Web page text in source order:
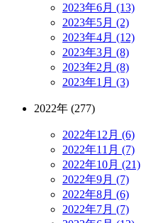
2023年6月 (13)
2023年5月 (2)
2023年4月 (12)
2023年3月 (8)
2023年2月 (8)
2023年1月 (3)
2022年 (277)
2022年12月 (6)
2022年11月 (7)
2022年10月 (21)
2022年9月 (7)
2022年8月 (6)
2022年7月 (7)